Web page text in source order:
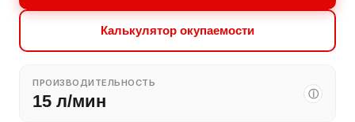
Калькулятор окупаемости
ПРОИЗВОДИТЕЛЬНОСТЬ
15 л/мин ⓘ